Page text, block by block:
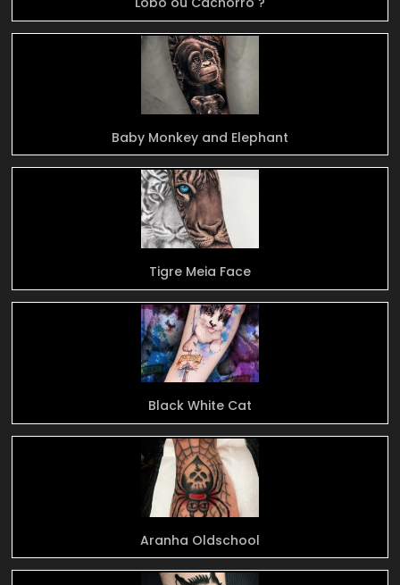
Baby Monkey and Elephant
Tigre Meia Face
Black White Cat
Aranha Oldschool